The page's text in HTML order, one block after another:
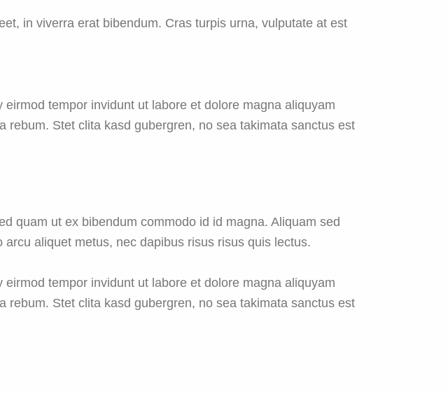
in viverra erat bibendum. Cras turpis urna, vulputate at est
tempor invidunt ut labore et dolore magna aliquyam
Stet clita kasd gubergren, no sea takimata sanctus est
quam ut ex bibendum commodo id id magna. Aliquam sed
aliquet metus, nec dapibus risus risus quis lectus.
tempor invidunt ut labore et dolore magna aliquyam
Stet clita kasd gubergren, no sea takimata sanctus est